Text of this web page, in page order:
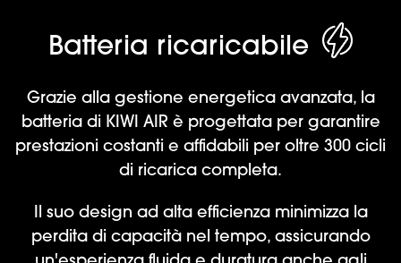
Batteria ricaricabile
Grazie alla gestione energetica avanzata, la
batteria di KIWI AIR è progettata per garantire
prestazioni costanti e affidabili per oltre 300 cicli
di ricarica completa.
Il suo design ad alta efficienza minimizza la
perdita di capacità nel tempo, assicurando